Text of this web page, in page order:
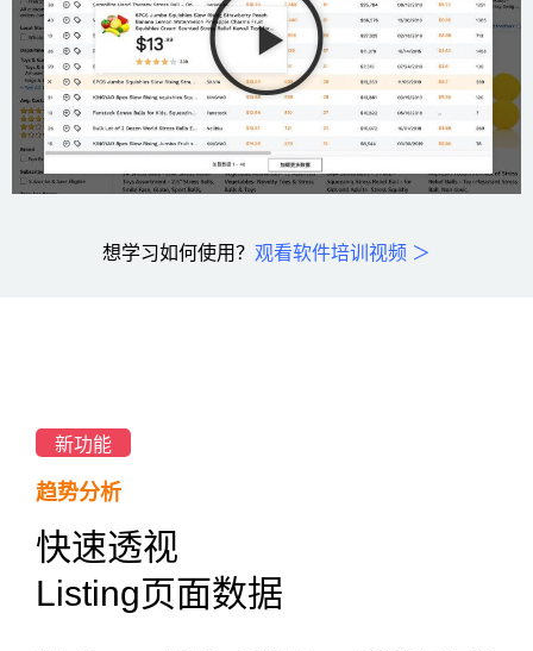
想学习如何使用？ 观看软件培训视频 ＞
新功能
趋势分析
快速透视
Listing页面数据